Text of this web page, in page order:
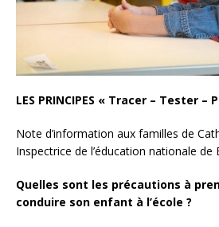
LES PRINCIPES « Tracer – Tester –
Note d’information aux familles de
Inspectrice de l’éducation nationale de
Quelles sont les précautions à
conduire son enfant à l’école ?